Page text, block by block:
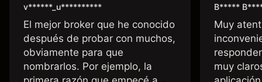
v******_u**********
El mejor broker que he conocido
después de probar con muchos,
obviamente para que
nombrarlos. Por ejemplo, la
B*****
Muy
muy